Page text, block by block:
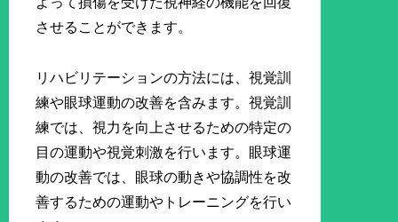
させることができます。
リハビリテーションの方法には、視覚訓
練や眼球運動の改善を含みます。視覚訓
練では、視力を向上させるための特定の
目の運動や視覚刺激を行います。眼球運
動の改善では、眼球の動きや協調性を改
善するための運動やトレーニングを行い